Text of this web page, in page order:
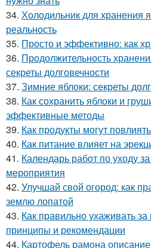
34. Холодильник для хранения
реальность
35. Просто и эффективно: как
36. Продолжительность
секреты долговечности
37. Зимние яблоки: секреты
38. Как сохранить яблоки и
эффективные методы
39. Как продукты могут
40. Как питание влияет на
41. Календарь работ по уходу
мероприятия
42. Улучшай свой огород: как
землю лопатой
43. Как правильно ухаживать
принципы и рекомендации
44. Картофель рамона